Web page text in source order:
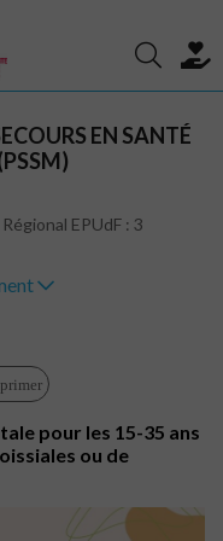
EN SANTÉ
EPUdF : 3
pour les 15-35 ans
ou de